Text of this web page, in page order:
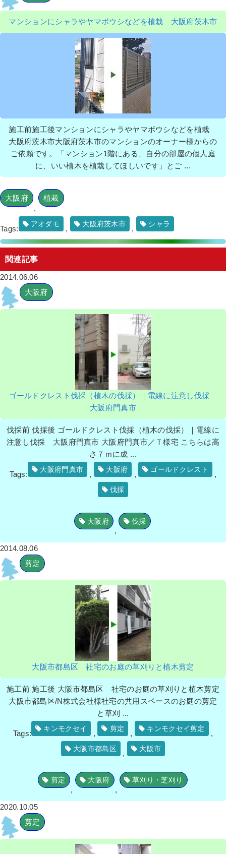
マンションにシャラやヤマボウシなどを植栽 大阪府茨木市
施工前施工後マンションにシャラやヤマボウシなどを植栽
大阪府茨木市大阪府茨木市のマンションのオーナー様からの
ご依頼です。「マンション1階にある、自分の部屋の個人庭
に、いい植木を植栽してほしいです」とご ...
大阪府
,
植栽
Tags:
アオダモ
,
大阪府茨木市
,
シャラ
関連記事
2014.06.06
大阪府
ゴールドクレスト伐採（植木の伐採）｜電線に注意し伐採
大阪府門真市
伐採前 伐採後 ゴールドクレスト伐採（植木の伐採）｜電線に
注意し伐採 大阪府門真市 大阪府門真市／Ｔ様宅 こちらは高
さ７ｍに成 ...
Tags:
大阪府門真市
,
大阪府
,
ゴールドクレスト
,
伐採
大阪府
,
伐採
2014.08.06
剪定
大阪市都島区 社宅のお庭の草刈りと植木剪定
施工前 施工後 大阪市都島区 社宅のお庭の草刈りと植木剪定
大阪市都島区/N株式会社様社宅の共用スペースのお庭の剪定
と草刈 ...
Tags:
キンモクセイ
,
剪定
,
キンモクセイ剪定
,
大阪市都島区
,
大阪市
剪定
,
大阪府
,
草刈り・芝刈り
2020.10.05
剪定